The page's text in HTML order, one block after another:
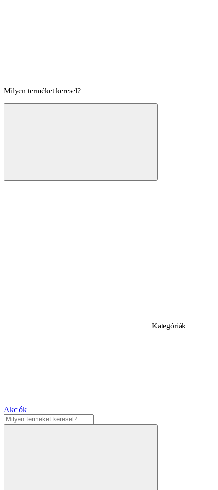
Milyen terméket keresel?
Kategóriák
Akciók